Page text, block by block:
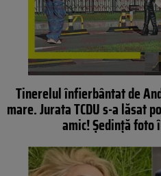
Tinerelul înfierbântat de
mare. Jurata TCDU s-a lăsat
amic! Ședință